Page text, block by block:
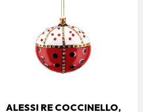
ALESSI RE COCCINELLO,